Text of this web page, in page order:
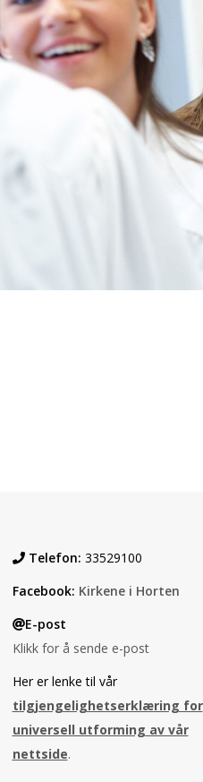
Telefon: 33529100
Facebook: Kirkene i Horten
E-post
Klikk for å sende e-post
Her er lenke til vår
tilgjengelighetserklæring for
universell utforming av vår
nettside.